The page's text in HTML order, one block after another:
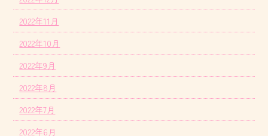
2022年11月
2022年10月
2022年9月
2022年8月
2022年7月
2022年6月